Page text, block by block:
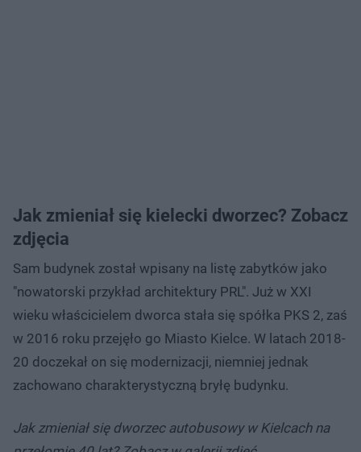
Jak zmieniał się kielecki dworzec? Zobacz
zdjęcia
Sam budynek został wpisany na listę zabytków jako
"nowatorski przykład architektury PRL". Już w XXI
wieku właścicielem dworca stała się spółka PKS 2, zaś
w 2016 roku przejęło go Miasto Kielce. W latach 2018-
20 doczekał on się modernizacji, niemniej jednak
zachowano charakterystyczną bryłę budynku.
Jak zmieniał się dworzec autobusowy w Kielcach na